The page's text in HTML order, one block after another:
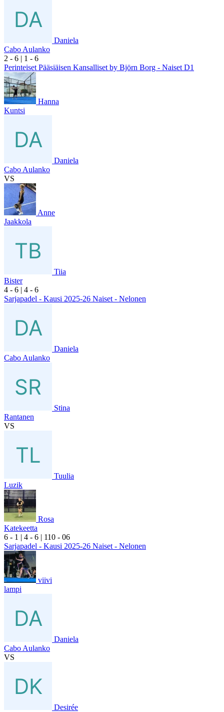
Daniela
Cabo Aulanko
2 - 6 | 1 - 6
Perinteiset Pääsiäisen Kansalliset by Björn Borg - Naiset D1
Hanna
Kuntsi
Daniela
Cabo Aulanko
VS
Anne
Jaakkola
Tiia
Bister
4 - 6 | 4 - 6
Sarjapadel - Kausi 2025-26 Naiset - Nelonen
Daniela
Cabo Aulanko
Stina
Rantanen
VS
Tuulia
Luzik
Rosa
Katekeetta
6 - 1 | 4 - 6 | 110 - 06
Sarjapadel - Kausi 2025-26 Naiset - Nelonen
viivi
lampi
Daniela
Cabo Aulanko
VS
Desirée